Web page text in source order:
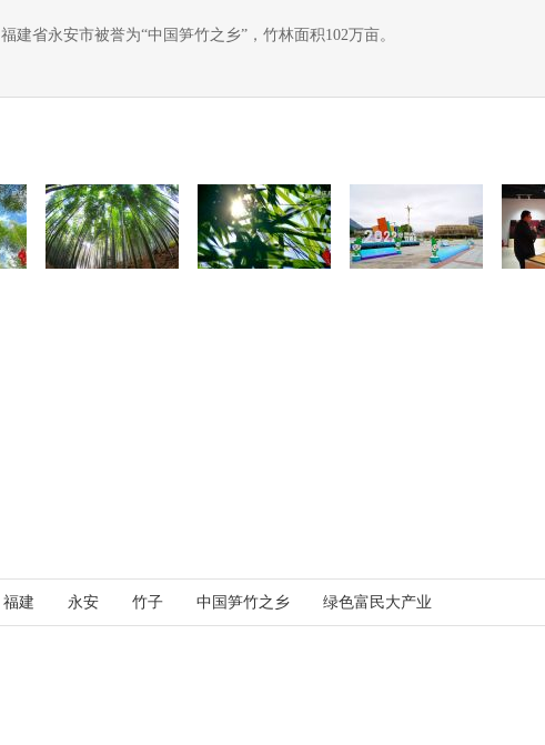
福建省永安市被誉为“中国笋竹之乡”，竹林面积102万亩。
福建 永安 竹子 中国笋竹之乡 绿色富民大产业